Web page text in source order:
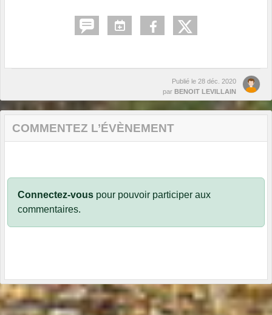
Publié le 28 déc. 2020
par BENOIT LEVILLAIN
COMMENTEZ L’ÉVÈNEMENT
Connectez-vous pour pouvoir participer aux
commentaires.